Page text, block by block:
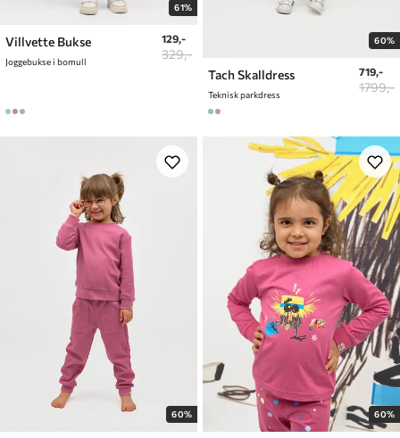
61%
Villvette Bukse
Joggebukse i bomull
129,-
329,-
60%
Tach Skalldress
Teknisk parkdress
719,-
1799,-
60% 60%